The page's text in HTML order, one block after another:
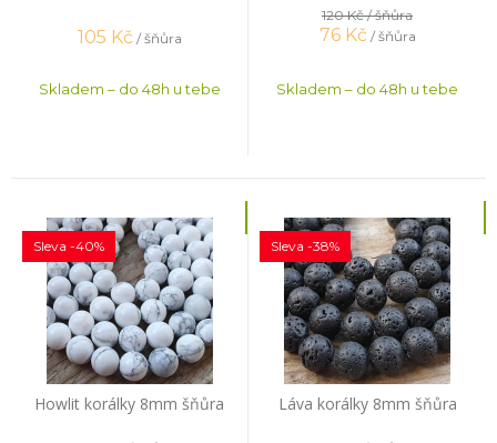
105 Kč / šňůra
Skladem – do 48h u tebe
120 Kč/ šňůra
76 Kč / šňůra
Skladem – do 48h u tebe
Howlit korálky 8mm šňůra
Sleva -40%
Láva korálky 8mm šňůra
Sleva -38%